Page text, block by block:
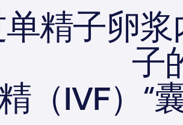
精子卵
子
（IVF）“